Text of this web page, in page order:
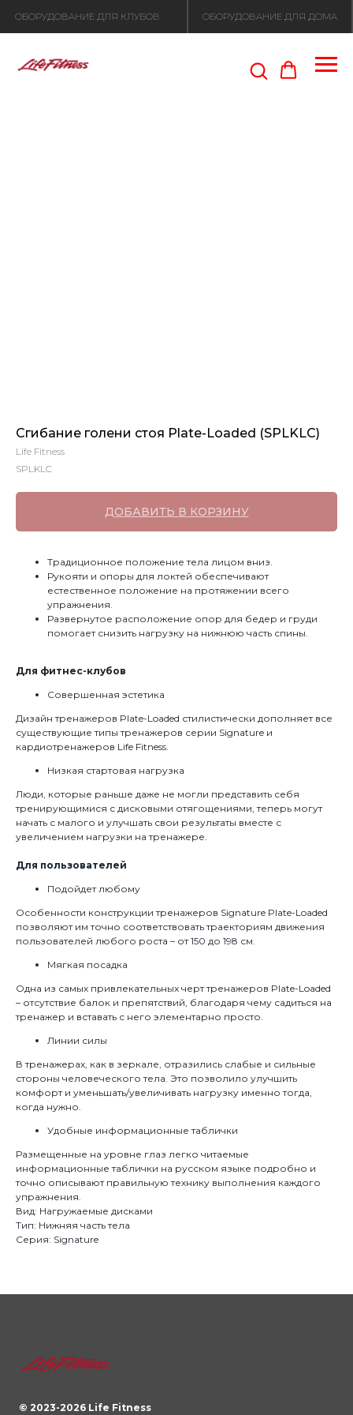
Сгибание голени стоя Plate-Loaded (SPLKLC)
Life Fitness
SPLKLC
ДОБАВИТЬ В КОРЗИНУ
Традиционное положение тела лицом вниз.
Рукояти и опоры для локтей обеспечивают
естественное положение на протяжении всего
упражнения.
Развернутое расположение опор для бедер и груди
помогает снизить нагрузку на нижнюю часть спины.
Для фитнес-клубов
Совершенная эстетика
Дизайн тренажеров Plate-Loaded стилистически дополняет все
существующие типы тренажеров серии Signature и
кардиотренажеров Life Fitness.
Низкая стартовая нагрузка
Люди, которые раньше даже не могли представить себя
тренирующимися с дисковыми отягощениями, теперь могут
начать с малого и улучшать свои результаты вместе с
увеличением нагрузки на тренажере.
Для пользователей
Подойдет любому
Особенности конструкции тренажеров Signature Plate-Loaded
позволяют им точно соответствовать траекториям движения
пользователей любого роста – от 150 до 198 см.
Мягкая посадка
Одна из самых привлекательных черт тренажеров Plate-Loaded
– отсутствие балок и препятствий, благодаря чему садиться на
тренажер и вставать с него элементарно просто.
Линии силы
В тренажерах, как в зеркале, отразились слабые и сильные
стороны человеческого тела. Это позволило улучшить
комфорт и уменьшать/увеличивать нагрузку именно тогда,
когда нужно.
Удобные информационные таблички
Размещенные на уровне глаз легко читаемые
информационные таблички на русском языке подробно и
точно описывают правильную технику выполнения каждого
упражнения.
Вид: Нагружаемые дисками
Тип: Нижняя часть тела
Серия: Signature
© 2023-2026 Life Fitness